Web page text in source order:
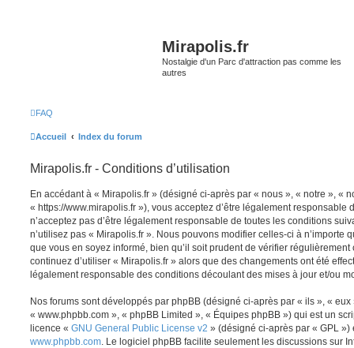
Mirapolis.fr
Nostalgie d'un Parc d'attraction pas comme les
autres
FAQ
Accueil Index du forum
Mirapolis.fr - Conditions d’utilisation
En accédant à « Mirapolis.fr » (désigné ci-après par « nous », « notre », «
« https://www.mirapolis.fr »), vous acceptez d’être légalement responsable
n’acceptez pas d’être légalement responsable de toutes les conditions
n’utilisez pas « Mirapolis.fr ». Nous pouvons modifier celles-ci à n’importe
que vous en soyez informé, bien qu’il soit prudent de vérifier
continuez d’utiliser « Mirapolis.fr » alors que des changements ont été
légalement responsable des conditions découlant des mises à jour et/ou
Nos forums sont développés par phpBB (désigné ci-après par « ils », «
« www.phpbb.com », « phpBB Limited », « Équipes phpBB ») qui est un
licence « GNU General Public License v2 » (désigné ci-après par « GPL
www.phpbb.com . Le logiciel phpBB facilite seulement les discussions sur